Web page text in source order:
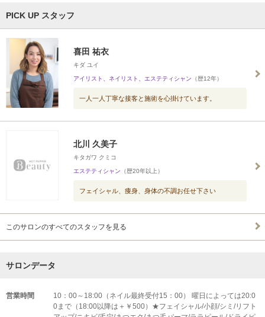
PICK UP スタッフ
喜田 祐衣
キダ ユイ
アイリスト、ネイリスト、エステティシャン （歴12年）
一人一人丁寧な接客と施術を心掛けています。
北川 久美子
キタガワ クミコ
エステティシャン （歴20年以上）
フェイシャル、痩身、身体の不調お任せ下さい
このサロンのすべてのスタッフを見る
サロンデータ
営業時間
10：00～18:00（ネイル最終受付15：00） 曜日によっては20:0
0まで（18:00以降は＋￥500）★フェイシャル/小顔/シミ/リフト